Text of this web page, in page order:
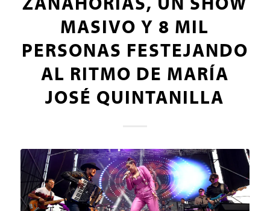
MASIVO Y 8 MIL
PERSONAS FESTEJANDO
AL RITMO DE MARÍA
JOSÉ QUINTANILLA